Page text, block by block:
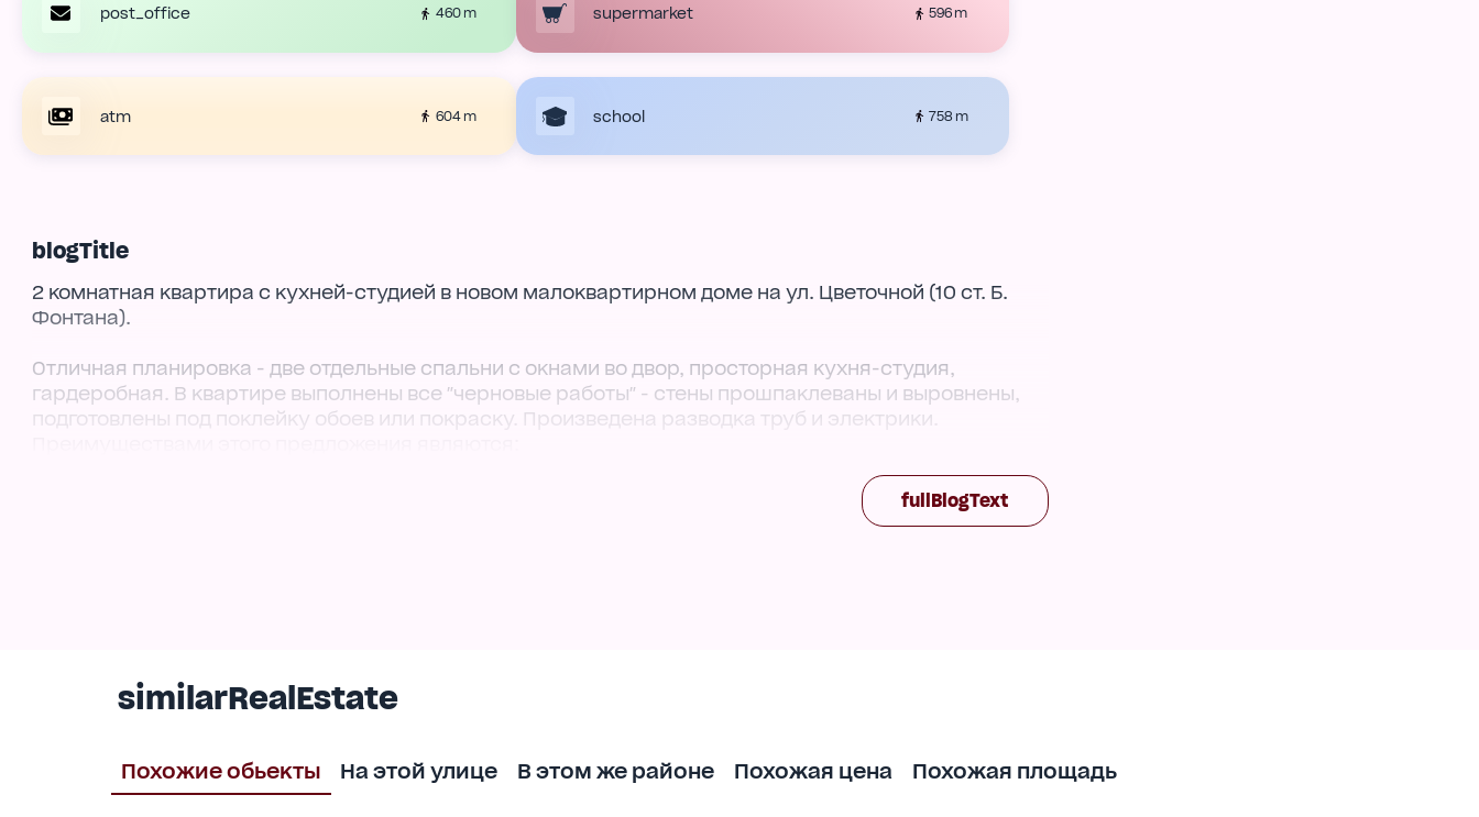
post_office 460 m supermarket 596 m
atm 604 m school 758 m
blogTitle
2 комнатная квартира с кухней-студией в новом малоквартирном доме на ул. Цветочной (10 ст. Б.
Фонтана).
Отличная планировка - две отдельные спальни с окнами во двор, просторная кухня-студия,
гардеробная. В квартире выполнены все "черновые работы" - стены прошпаклеваны и выровнены,
подготовлены под поклейку обоев или покраску. Произведена разводка труб и электрики.
- индивидуальное газовое отопление (АГВ), что позволяет существенно экономить на коммунальных
fullBlogText
similarRealEstate
Похожие обьекты На этой улице В этом же районе Похожая цена Похожая площадь